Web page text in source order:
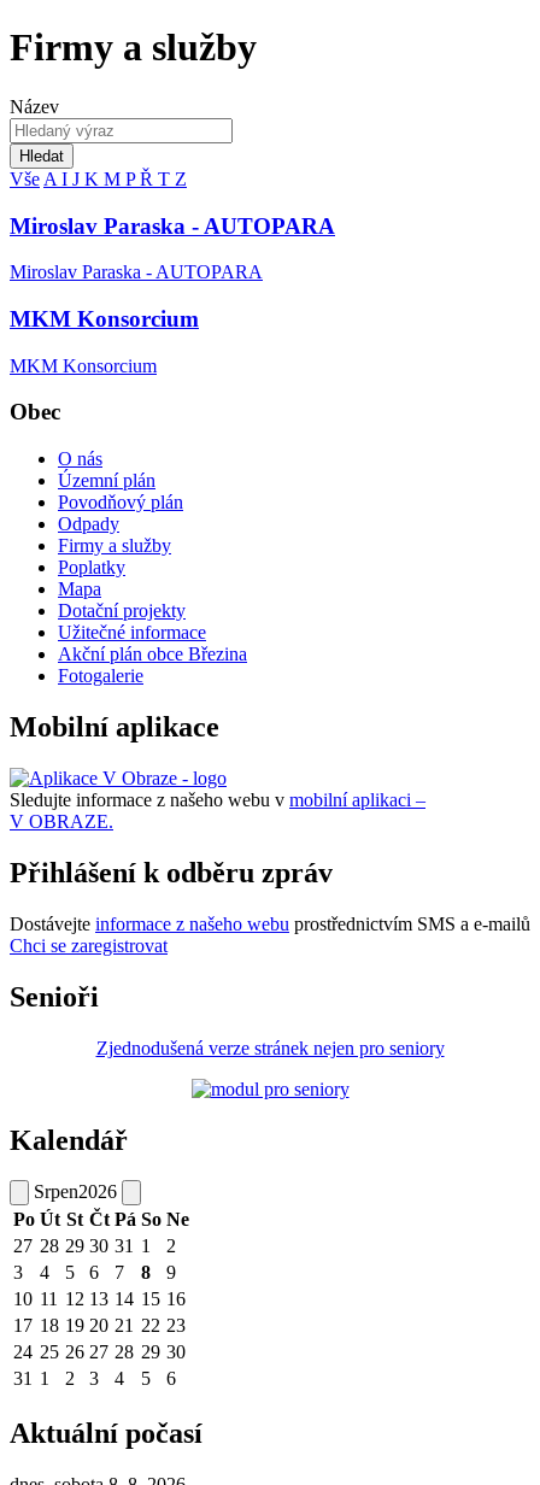
Firmy a služby
Název
Hledat
Vše A I J K M PŘ T Z
Miroslav Paraska - AUTOPARA
Miroslav Paraska - AUTOPARA
MKM Konsorcium
MKM Konsorcium
Obec
O nás
Územní plán
Povodňový plán
Odpady
Firmy a služby
Poplatky
Mapa
Dotační projekty
Užitečné informace
Akční plán obce Březina
Fotogalerie
Mobilní aplikace
Sledujte informace z našeho webu v mobilní aplikaci –
V OBRAZE.
Přihlášení k odběru zpráv
Dostávejte informace z našeho webu prostřednictvím SMS a e-mailů
Chci se zaregistrovat
Senioři
Zjednodušená verze stránek nejen pro seniory
Kalendář
Srpen2026
Po Út St Čt Pá So Ne
27 28 29 30 31 1
2
3
4 5 6 7 8
9
10 11 12 13 14 15 16
17 18 19 20 21 22 23
24 25 26 27 28 29 30
31 1 2 3 4 5 6
Aktuální počasí